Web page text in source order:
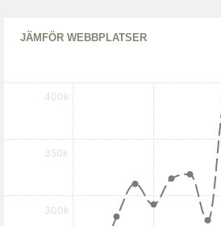
JÄMFÖR WEBBPLATSER
300k
350k
400k